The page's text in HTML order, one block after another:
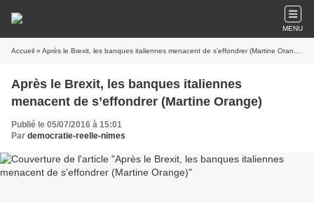
MENU
Accueil » Après le Brexit, les banques italiennes menacent de s’effondrer (Martine Orange)
Après le Brexit, les banques italiennes
menacent de s’effondrer (Martine Orange)
Publié le 05/07/2016 à 15:01
Par democratie-reelle-nimes